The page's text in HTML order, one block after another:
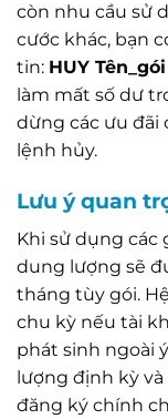
còn nhu cầu sử
cước khác, bạn
tin: HUY
làm mất số dư
dừng các ưu đãi
lệnh hủy.
Lưu ý quan
Khi sử dụng các
dung lượng sẽ
tháng tùy gói.
chu kỳ nếu tài
phát sinh ngoài
lượng định kỳ
đăng ký chính